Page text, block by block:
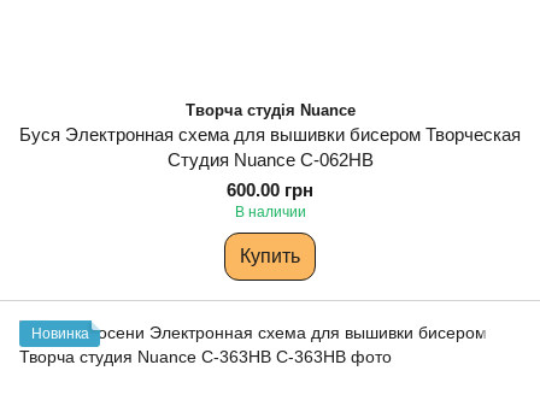
Творча студія Nuance
Буся Электронная схема для вышивки бисером Творческая
Студия Nuance С-062НВ
600.00 грн
В наличии
Купить
Новинка